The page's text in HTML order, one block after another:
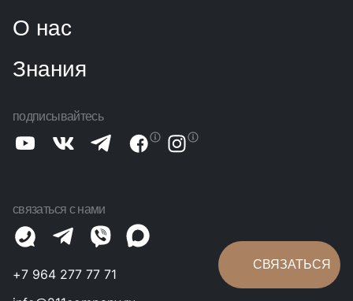
О нас
Знания
связаться с нами
+7 964 277 77 71
подписывайтесь
СВЯЗАТЬСЯ